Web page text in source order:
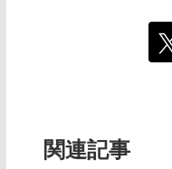
関連記事